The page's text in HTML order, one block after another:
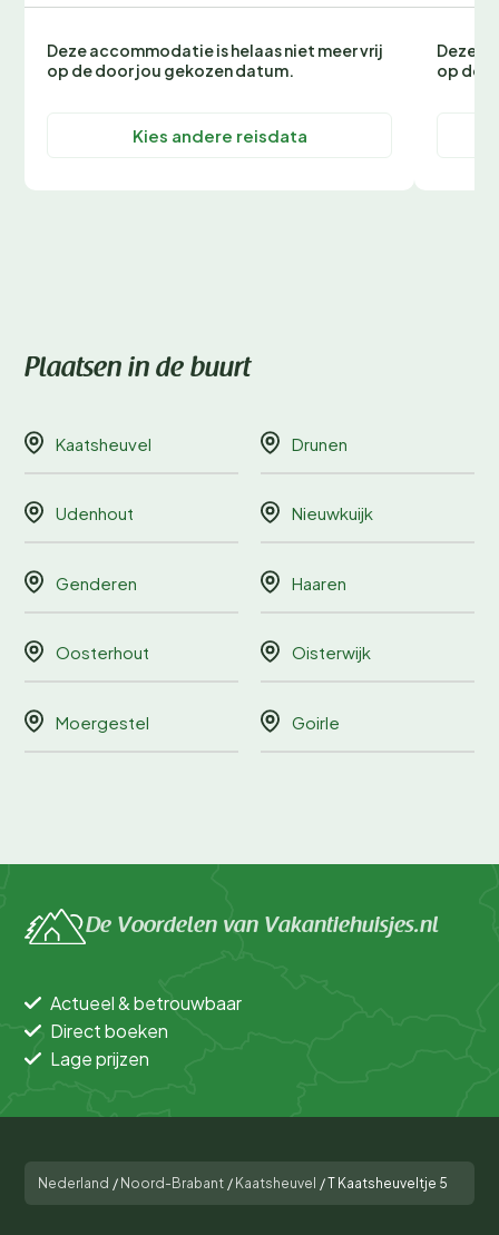
Deze accommodatie is helaas niet meer vrij
op de door jou gekozen datum.
Kies andere reisdata
Deze
op de
Plaatsen in de buurt
Kaatsheuvel Drunen
Udenhout Nieuwkuijk
Genderen Haaren
Oosterhout Oisterwijk
Moergestel Goirle
De Voordelen van Vakantiehuisjes.nl
Actueel & betrouwbaar
Direct boeken
Lage prijzen
Nederland / Noord-Brabant / Kaatsheuvel /T Kaatsheuveltje 5